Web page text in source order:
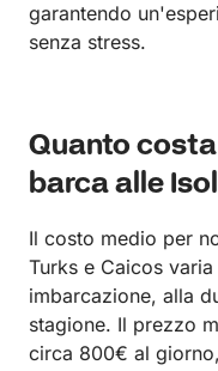
garantendo
senza stress.
Quanto
barca alle
Il costo medio per
Turks e Caicos
imbarcazione, alla
stagione. Il prezzo
circa 800€ al